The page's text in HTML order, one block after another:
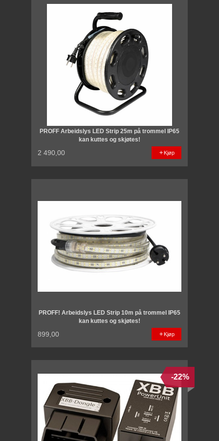
PROFF Arbeidslys LED Strip 25m på trommel IP65
kan kuttes og skjøtes!
2 490,00 Kjøp
PROFF! Arbeidslys LED Strip 10m på trommel IP65
kan kuttes og skjøtes!
899,00 Kjøp
-22%